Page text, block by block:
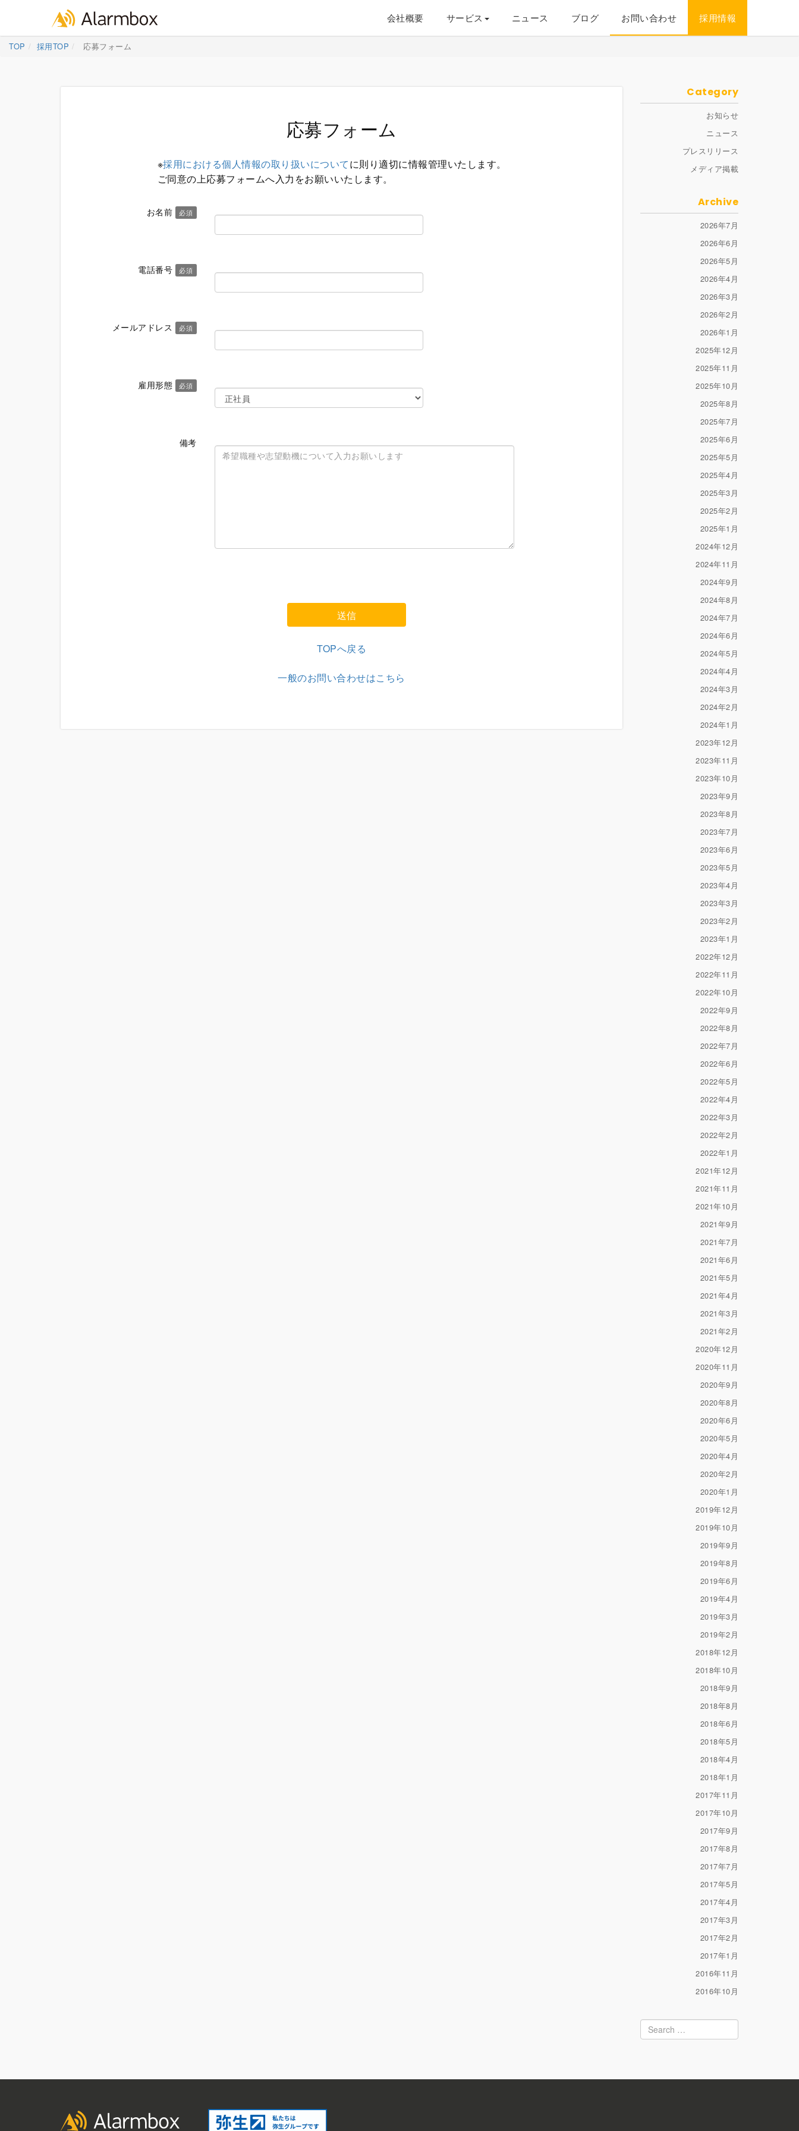
Skip
会社概要 サービス ニュース ブログ お問い合わせ 採用情報
TOP 採用TOP 応募フォーム
応募フォーム
※採用における個人情報の取り扱いについてに則り適切に情報管理いたします。
ご同意の上応募フォームへ入力をお願いいたします。
お名前 必須
電話番号 必須
メールアドレス 必須
雇用形態 必須
備考
TOPへ戻る
一般のお問い合わせはこちら
Category
お知らせ
ニュース
プレスリリース
メディア掲載
Archive
2026年7月
2026年6月
2026年5月
2026年4月
2026年3月
2026年2月
2026年1月
2025年12月
2025年11月
2025年10月
2025年8月
2025年7月
2025年6月
2025年5月
2025年4月
2025年3月
2025年2月
2025年1月
2024年12月
2024年11月
2024年9月
2024年8月
2024年7月
2024年6月
2024年5月
2024年4月
2024年3月
2024年2月
2024年1月
2023年12月
2023年11月
2023年10月
2023年9月
2023年8月
2023年7月
2023年6月
2023年5月
2023年4月
2023年3月
2023年2月
2023年1月
2022年12月
2022年11月
2022年10月
2022年9月
2022年8月
2022年7月
2022年6月
2022年5月
2022年4月
2022年3月
2022年2月
2022年1月
2021年12月
2021年11月
2021年10月
2021年9月
2021年7月
2021年6月
2021年5月
2021年4月
2021年3月
2021年2月
2020年12月
2020年11月
2020年9月
2020年8月
2020年6月
2020年5月
2020年4月
2020年2月
2020年1月
2019年12月
2019年10月
2019年9月
2019年8月
2019年6月
2019年4月
2019年3月
2019年2月
2018年12月
2018年10月
2018年9月
2018年8月
2018年6月
2018年5月
2018年4月
2018年1月
2017年11月
2017年10月
2017年9月
2017年8月
2017年7月
2017年5月
2017年4月
2017年3月
2017年2月
2017年1月
2016年11月
2016年10月